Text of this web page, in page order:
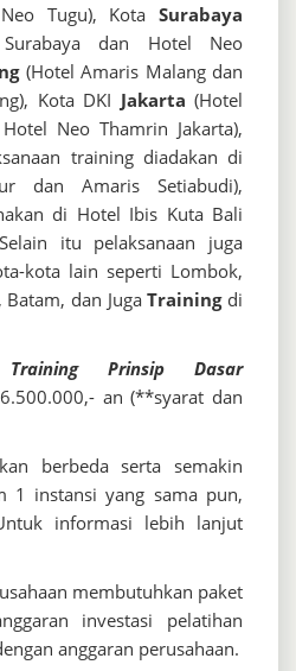
Tugu), Kota Surabaya
dan Hotel Neo
(Hotel Amaris Malang dan
Kota DKI Jakarta (Hotel
Neo Thamrin Jakarta),
training diadakan di
dan Amaris Setiabudi),
di Hotel Ibis Kuta Bali
itu pelaksanaan juga
kota lain seperti Lombok,
Batam, dan JugaTrainingdi
Training Prinsip Dasar
an (**syarat dan
berbeda serta semakin
1 instansi yang sama pun,
informasi lebih lanjut
membutuhkan paket
investasi pelatihan
anggaran perusahaan.